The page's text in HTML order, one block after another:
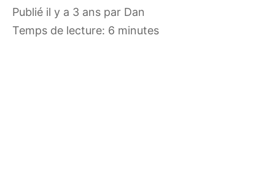
publié il y a 3 ans par Dan
Temps de lecture: 6 minutes